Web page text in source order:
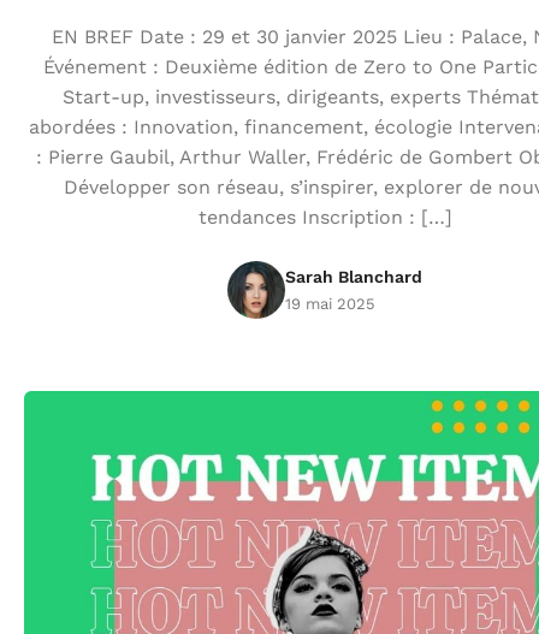
EN BREF Date : 29 et 30 janvier 2025 Lieu : Palace,
Événement : Deuxième édition de Zero to One
Start-up, investisseurs, dirigeants, experts
abordées : Innovation, financement, écologie
: Pierre Gaubil, Arthur Waller, Frédéric de Gombert
Développer son réseau, s’inspirer, explorer de
tendances Inscription : […]
Sarah Blanchard
19 mai 2025